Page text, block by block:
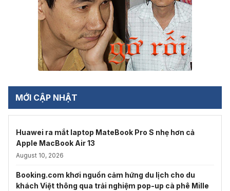
MỚI CẬP NHẬT
Huawei ra mắt laptop MateBook Pro S nhẹ hơn cả
Apple MacBook Air 13
August 10, 2026
Booking.com khơi nguồn cảm hứng du lịch cho du
khách Việt thông qua trải nghiệm pop-up cà phê Mille